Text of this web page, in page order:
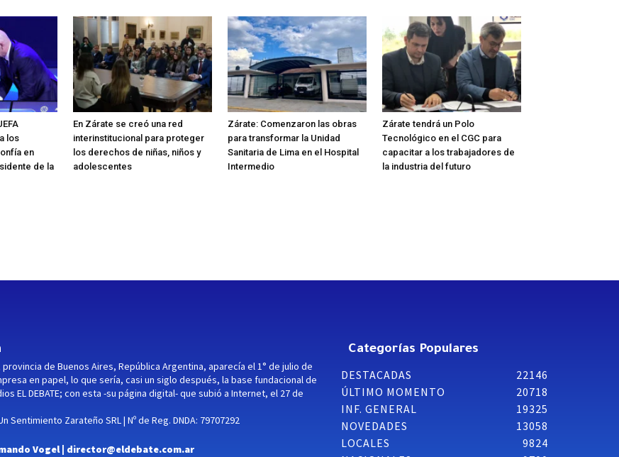
los
en
de la
En Zárate se creó una red
interinstitucional para proteger
los derechos de niñas, niños y
adolescentes
Zárate: Comenzaron las obras
para transformar la Unidad
Sanitaria de Lima en el Hospital
Intermedio
Zárate tendrá un Polo
Tecnológico en el CGC para
capacitar a los trabajadores de
la industria del futuro
de Buenos Aires, República Argentina, aparecía el 1° de julio de
en papel, lo que sería, casi un siglo después, la base fundacional de
EL DEBATE; con esta -su página digital- que subió a Internet, el 27 de
Sentimiento Zarateño SRL | Nº de Reg. DNDA: 79707292
Vogel | director@eldebate.com.ar
Categorías Populares
DESTACADAS
22146
ÚLTIMO MOMENTO
20718
INF. GENERAL
19325
NOVEDADES
13058
LOCALES
9824